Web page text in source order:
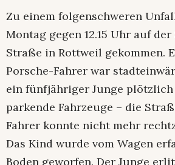
Zu einem folgenschweren
Montag gegen 12.15 Uhr auf
Straße in Rottweil gekommen.
Porsche-Fahrer war
ein fünfjähriger Junge
parkende Fahrzeuge – die
Fahrer konnte nicht mehr
Das Kind wurde vom Wagen
Boden geworfen. Der Junge